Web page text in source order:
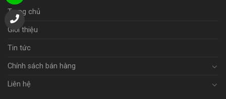
Trang chủ
Giới thiệu
Tin tức
Chính sách bán hàng
Liên hệ